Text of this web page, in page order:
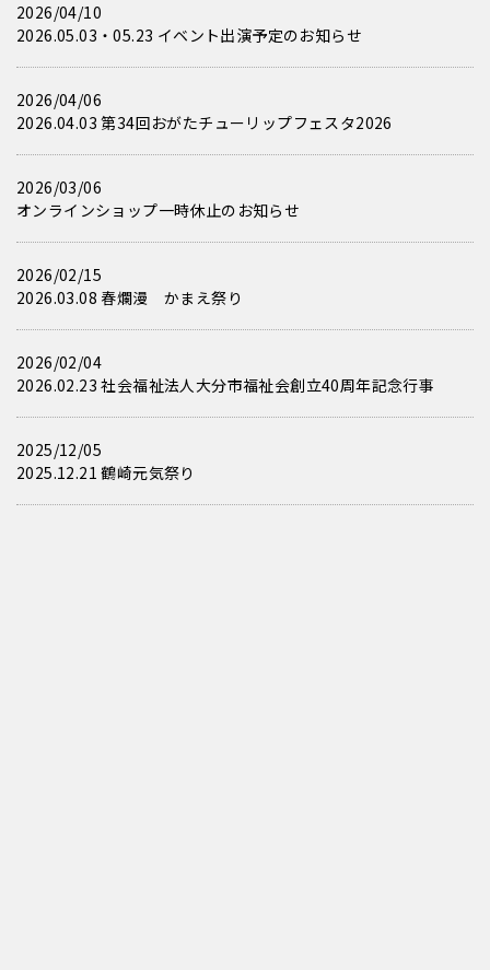
2026/04/10
2026.05.03・05.23 イベント出演予定のお知らせ
2026/04/06
2026.04.03 第34回おがたチューリップフェスタ2026
2026/03/06
オンラインショップ一時休止のお知らせ
2026/02/15
2026.03.08 春爛漫 かまえ祭り
2026/02/04
2026.02.23 社会福祉法人大分市福祉会創立40周年記念行事
2025/12/05
2025.12.21 鶴崎元気祭り